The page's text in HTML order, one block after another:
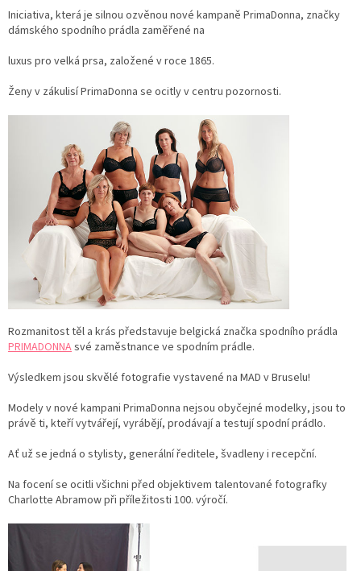
Iniciativa, která je silnou ozvěnou nové kampaně PrimaDonna, značky
dámského spodního prádla zaměřené na
luxus pro velká prsa, založené v roce 1865.
Ženy v zákulisí PrimaDonna se ocitly v centru pozornosti.
Rozmanitost těl a krás představuje belgická značka spodního prádla
PRIMADONNAsvé zaměstnance ve spodním prádle.
Výsledkem jsou skvělé fotografie vystavené na MAD v Bruselu!
Modely v nové kampani PrimaDonna nejsou obyčejné modelky, jsou to
právě ti, kteří vytvářejí, vyrábějí, prodávají a testují spodní prádlo.
Ať už se jedná o stylisty, generální ředitele, švadleny i recepční.
Na focení se ocitli všichni před objektivem talentované fotografky
Charlotte Abramow při příležitosti 100. výročí.